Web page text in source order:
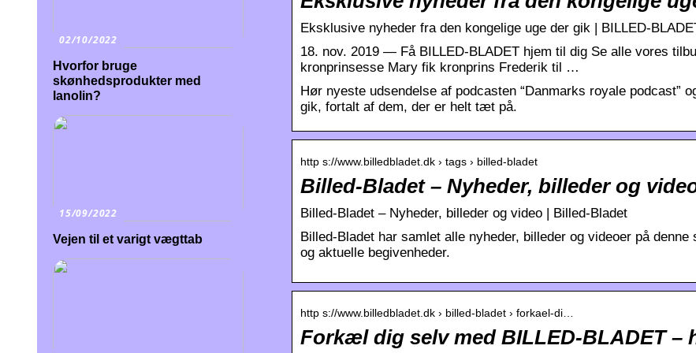
Eksklusive nyheder fra den kongelige uge der gik | BILLED-
18. nov. 2019 — Få BILLED-BLADET hjem til dig Se alle vores
kronprinsesse Mary fik kronprins Frederik til …
Hør nyeste udsendelse af podcasten “Danmarks royale podcast”
gik, fortalt af dem, der er helt tæt på.
http s://www.billedbladet.dk › tags › billed-bladet
Billed-Bladet – Nyheder, billeder og
Billed-Bladet – Nyheder, billeder og video | Billed-Bladet
Billed-Bladet har samlet alle nyheder, billeder og videoer på
og aktuelle begivenheder.
http s://www.billedbladet.dk › billed-bladet › forkael-di…
Forkæl dig selv med BILLED-BLADET –
02/10/2022
Hvorfor bruge
skønhedsprodukter med
lanolin?
15/09/2022
Vejen til et varigt vægttab